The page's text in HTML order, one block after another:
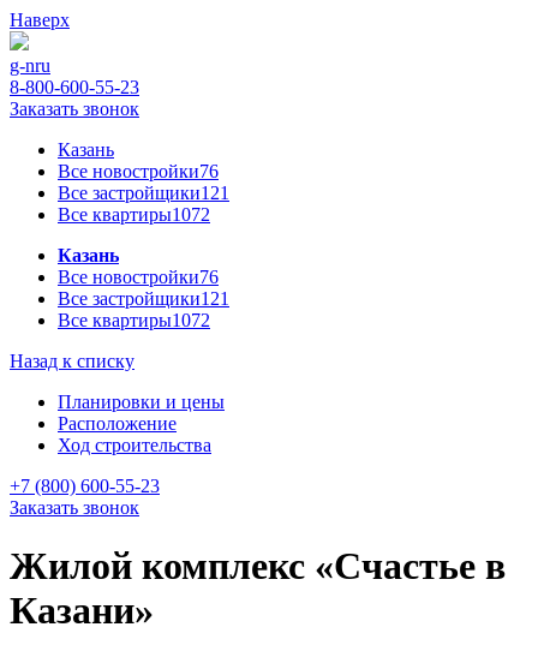
Наверх
g-nru
8-800-600-55-23
Заказать звонок
Казань
Все новостройки76
Все застройщики121
Все квартиры1072
Казань
Все новостройки76
Все застройщики121
Все квартиры1072
Назад к списку
Планировки и цены
Расположение
Ход строительства
+7 (800) 600-55-23
Заказать звонок
Жилой комплекс «Счастье в
Казани»